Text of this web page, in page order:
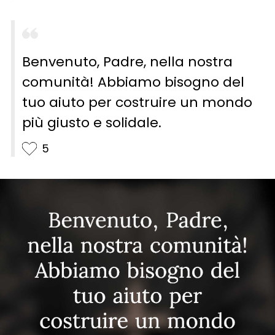
Benvenuto, Padre, nella nostra
comunità! Abbiamo bisogno del
tuo aiuto per costruire un mondo
più giusto e solidale.
5